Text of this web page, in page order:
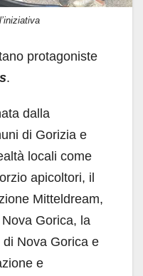
protagoniste
.
dalla
di Gorizia e
locali come
apicoltori, il
Mitteldream,
Gorica, la
di Nova Gorica e
e